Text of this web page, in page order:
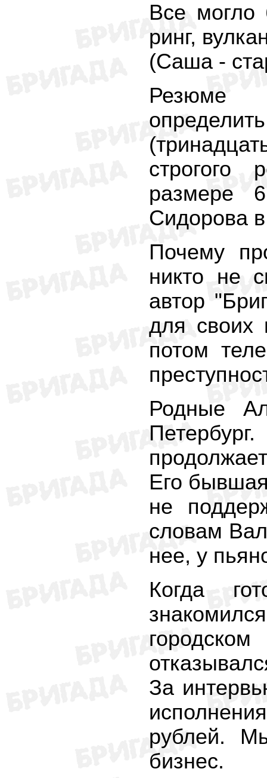
Все могло
ринг,
(Саша -
Резюме
строгого
размере
Сидорова
Почему
никто не
автор
для своих
потом
Родные
Его
не
словам
нее, у
Когда
За
рублей.
бизнес.